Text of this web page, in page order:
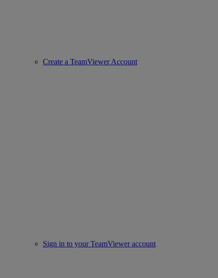
Create a TeamViewer Account
Sign in to your TeamViewer account